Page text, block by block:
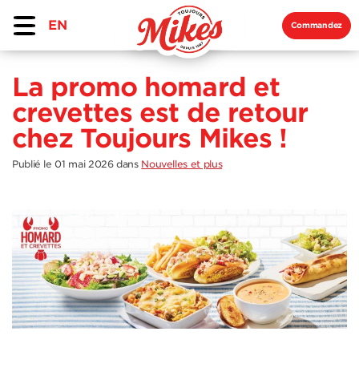
EN Commandez
La promo homard et
crevettes est de retour
chez Toujours Mikes !
Publié le 01 mai 2026 dans Nouvelles et plus